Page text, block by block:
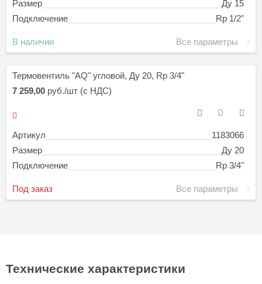
Размер
Ду 15
Подключение
Rp 1/2"
В наличии Все параметры
Термовентиль "AQ" угловой, Ду 20, Rp 3/4"
Артикул
1183066
Размер
Ду 20
Подключение
Rp 3/4"
7 259,00 руб./шт (с НДС)
Под заказ Все параметры
Технические характеристики